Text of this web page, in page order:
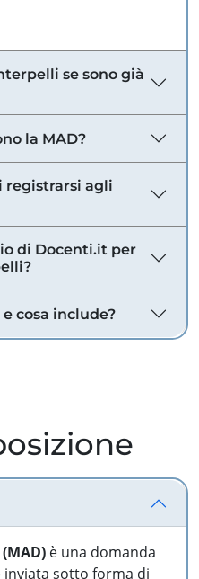
se sono già
la MAD?
registrarsi agli
di Docenti.it per
cosa include?
è una domanda
inviata sotto forma di